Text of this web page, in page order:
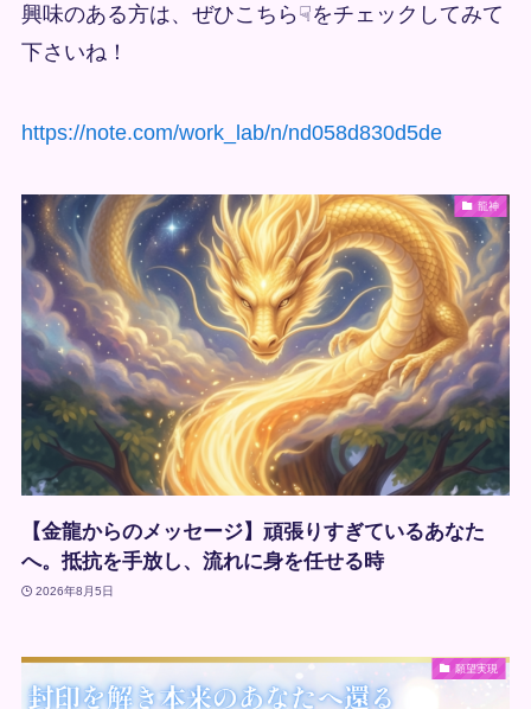
興味のある方は、ぜひこちら☟をチェックしてみて
下さいね！
https://note.com/work_lab/n/nd058d830d5de
龍神
【金龍からのメッセージ】頑張りすぎているあなた
へ。抵抗を手放し、流れに身を任せる時
2026年8月5日
願望実現